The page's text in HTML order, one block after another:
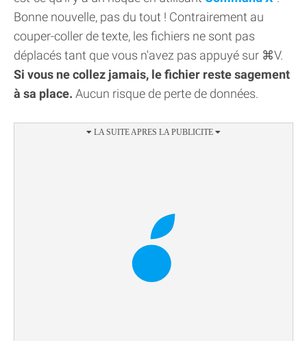
Bonne nouvelle, pas du tout ! Contrairement au
couper-coller de texte, les fichiers ne sont pas
déplacés tant que vous n'avez pas appuyé sur ⌘V.
Si vous ne collez jamais, le fichier reste sagement
à sa place. Aucun risque de perte de données.